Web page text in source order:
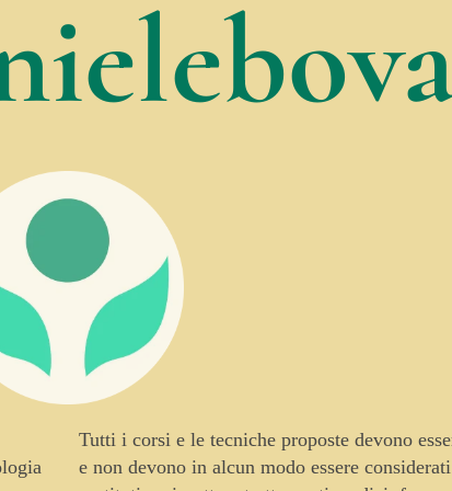
Tutti i corsi e le tecniche proposte devono
e non devono in alcun modo essere